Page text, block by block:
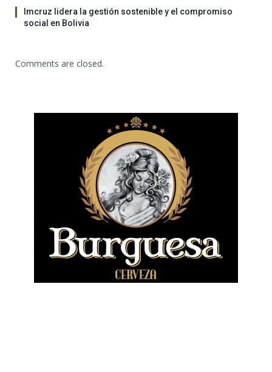
Imcruz lidera la gestión sostenible y el compromiso
social en Bolivia
Comments are closed.